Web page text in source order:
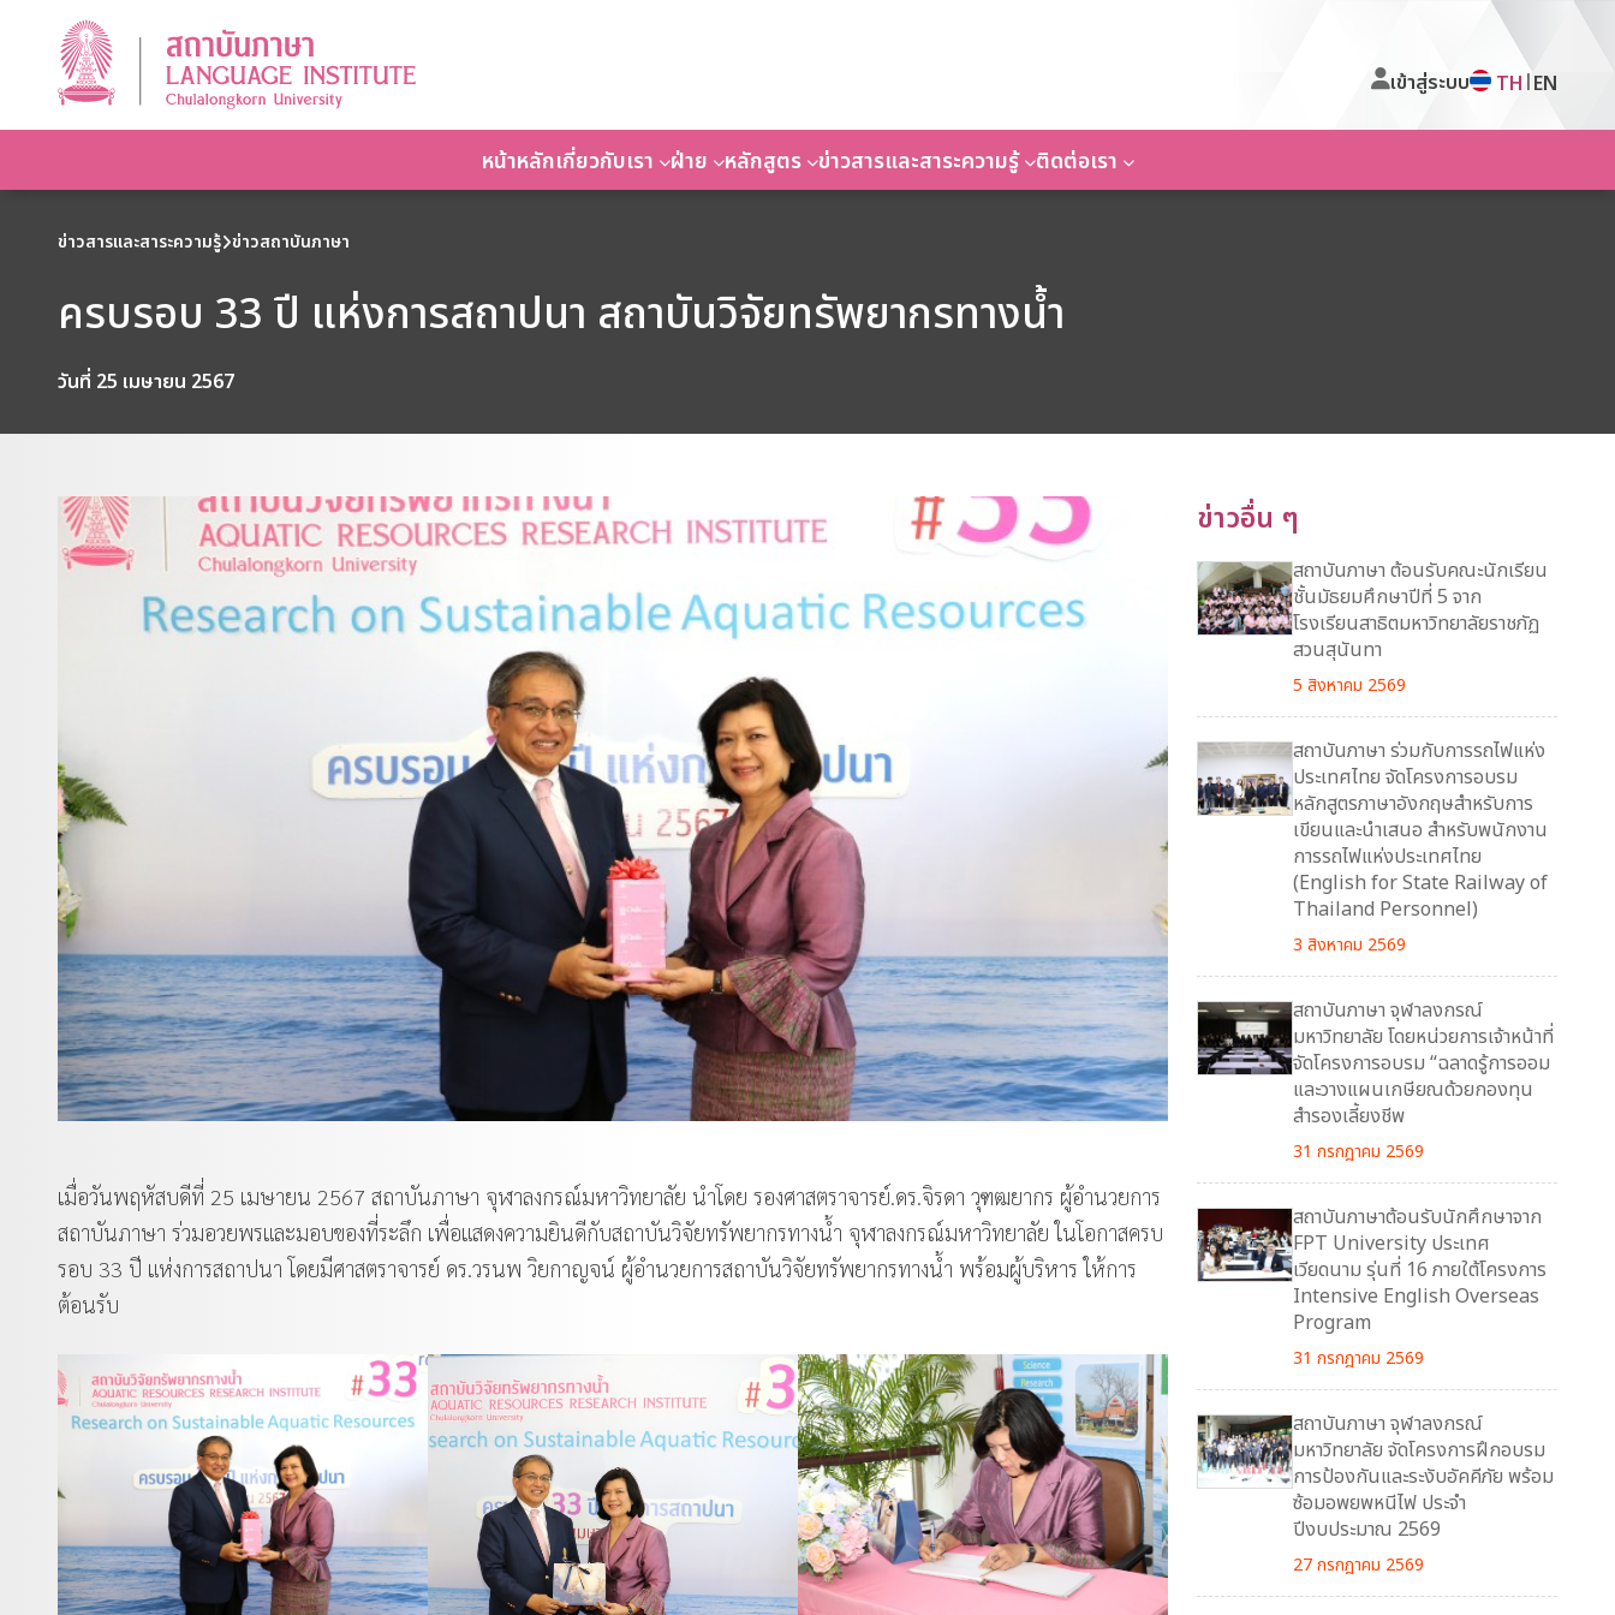
เข้าสู่ระบบ TH | EN
หน้าหลักเกี่ยวกับเรา ฝ่าย หลักสูตร ข่าวสารและสาระความรู้ ติดต่อเรา
ข่าวสารและสาระความรู้ ข่าวสถาบันภาษา
ครบรอบ 33 ปี แห่งการสถาปนา สถาบันวิจัยทรัพยากรทางน้ำ
วันที่ 25 เมษายน 2567
เมื่อวันพฤหัสบดีที่ 25 เมษายน 2567 สถาบันภาษา จุฬาลงกรณ์มหาวิทยาลัย นำโดย รองศาสตราจารย์.ดร.จิรดา วุฑฒยากร ผู้อำนวยการ
สถาบันภาษา ร่วมอวยพรและมอบของที่ระลึก เพื่อแสดงความยินดีกับสถาบันวิจัยทรัพยากรทางน้ำ จุฬาลงกรณ์มหาวิทยาลัย ในโอกาสครบ
รอบ 33 ปี แห่งการสถาปนา โดยมีศาสตราจารย์ ดร.วรนพ วิยกาญจน์ ผู้อำนวยการสถาบันวิจัยทรัพยากรทางน้ำ พร้อมผู้บริหาร ให้การ
ต้อนรับ
ข่าวอื่น ๆ
สถาบันภาษา ต้อนรับคณะนักเรียน
ชั้นมัธยมศึกษาปีที่ 5 จาก
โรงเรียนสาธิตมหาวิทยาลัยราชภัฏ
สวนสุนันทา
5 สิงหาคม 2569
สถาบันภาษา ร่วมกับการรถไฟแห่ง
ประเทศไทย จัดโครงการอบรม
หลักสูตรภาษาอังกฤษสำหรับการ
เขียนและนำเสนอ สำหรับพนักงาน
การรถไฟแห่งประเทศไทย
(English for State Railway of
Thailand Personnel)
3 สิงหาคม 2569
สถาบันภาษา จุฬาลงกรณ์
มหาวิทยาลัย โดยหน่วยการเจ้าหน้าที่
จัดโครงการอบรม “ฉลาดรู้การออม
และวางแผนเกษียณด้วยกองทุน
สำรองเลี้ยงชีพ
31 กรกฎาคม 2569
สถาบันภาษาต้อนรับนักศึกษาจาก
FPT University ประเทศ
เวียดนาม รุ่นที่ 16 ภายใต้โครงการ
Intensive English Overseas
Program
31 กรกฎาคม 2569
สถาบันภาษา จุฬาลงกรณ์
มหาวิทยาลัย จัดโครงการฝึกอบรม
การป้องกันและระงับอัคคีภัย พร้อม
ซ้อมอพยพหนีไฟ ประจำ
ปีงบประมาณ 2569
27 กรกฎาคม 2569